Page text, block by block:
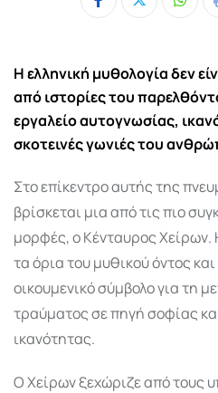
Η ελληνική μυθολογία δεν
από ιστορίες του
εργαλείο αυτογνωσίας,
σκοτεινές γωνιές του
Στο επίκεντρο αυτής της
βρίσκεται μια από τις πιο
μορφές, ο Κένταυρος
τα όρια του μυθικού όντος
οικουμενικό σύμβολο για τη
τραύματος σε πηγή σοφίας
ικανότητας.
Ο Χείρων ξεχώριζε από τους